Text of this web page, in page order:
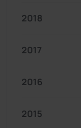
2018
2017
2016
2015